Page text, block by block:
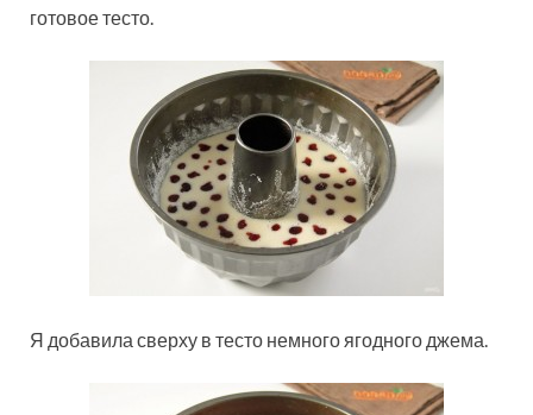
готовое тесто.
Я добавила сверху в тесто немного ягодного джема.